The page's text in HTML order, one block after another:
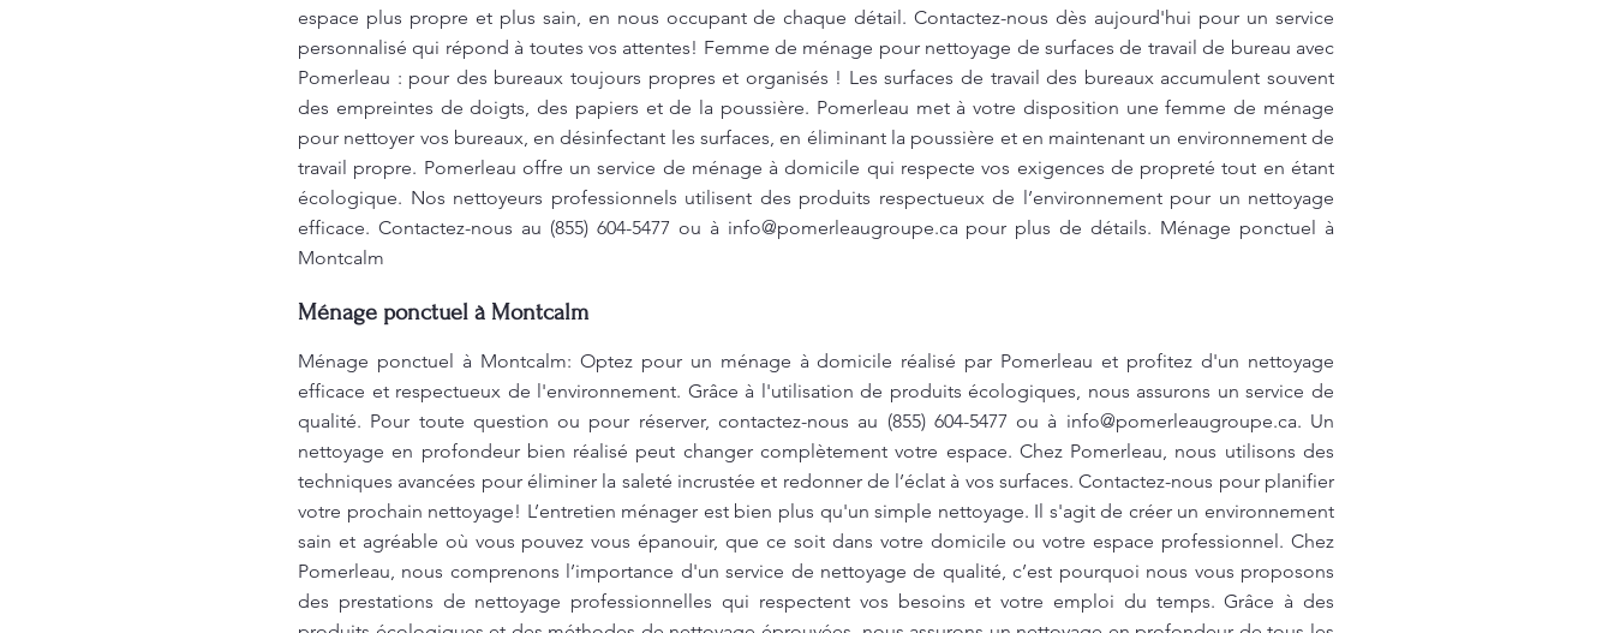
espace plus propre et plus sain, en nous occupant de chaque détail. Contactez-nous dès aujourd'hui pour un service
personnalisé qui répond à toutes vos attentes! Femme de ménage pour nettoyage de surfaces de travail de bureau avec
Pomerleau : pour des bureaux toujours propres et organisés ! Les surfaces de travail des bureaux accumulent souvent
des empreintes de doigts, des papiers et de la poussière. Pomerleau met à votre disposition une femme de ménage
pour nettoyer vos bureaux, en désinfectant les surfaces, en éliminant la poussière et en maintenant un environnement de
travail propre. Pomerleau offre un service de ménage à domicile qui respecte vos exigences de propreté tout en étant
écologique. Nos nettoyeurs professionnels utilisent des produits respectueux de l’environnement pour un nettoyage
efficace. Contactez-nous au (855) 604-5477 ou à info@pomerleaugroupe.capour plus de détails. Ménage ponctuel à
Montcalm
Ménage ponctuel à Montcalm
Ménage ponctuel à Montcalm: Optez pour un ménage à domicile réalisé par Pomerleau et profitez d'un nettoyage
efficace et respectueux de l'environnement. Grâce à l'utilisation de produits écologiques, nous assurons un service de
qualité. Pour toute question ou pour réserver, contactez-nous au (855) 604-5477 ou à info@pomerleaugroupe.ca. Un
nettoyage en profondeur bien réalisé peut changer complètement votre espace. Chez Pomerleau, nous utilisons des
techniques avancées pour éliminer la saleté incrustée et redonner de l’éclat à vos surfaces. Contactez-nous pour planifier
votre prochain nettoyage! L’entretien ménager est bien plus qu'un simple nettoyage. Il s'agit de créer un environnement
sain et agréable où vous pouvez vous épanouir, que ce soit dans votre domicile ou votre espace professionnel. Chez
Pomerleau, nous comprenons l’importance d'un service de nettoyage de qualité, c’est pourquoi nous vous proposons
des prestations de nettoyage professionnelles qui respectent vos besoins et votre emploi du temps. Grâce à des